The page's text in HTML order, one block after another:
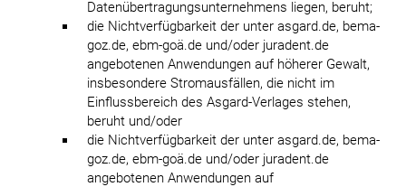
Datenübertragungsunternehmens liegen, beruht;
die Nichtverfügbarkeit der unter asgard.de, bema-
goz.de, ebm-goä.de und/oder juradent.de
angebotenen Anwendungen auf höherer Gewalt,
insbesondere Stromausfällen, die nicht im
Einflussbereich des Asgard-Verlages stehen,
beruht und/oder
die Nichtverfügbarkeit der unter asgard.de, bema-
goz.de, ebm-goä.de und/oder juradent.de
angebotenen Anwendungen auf